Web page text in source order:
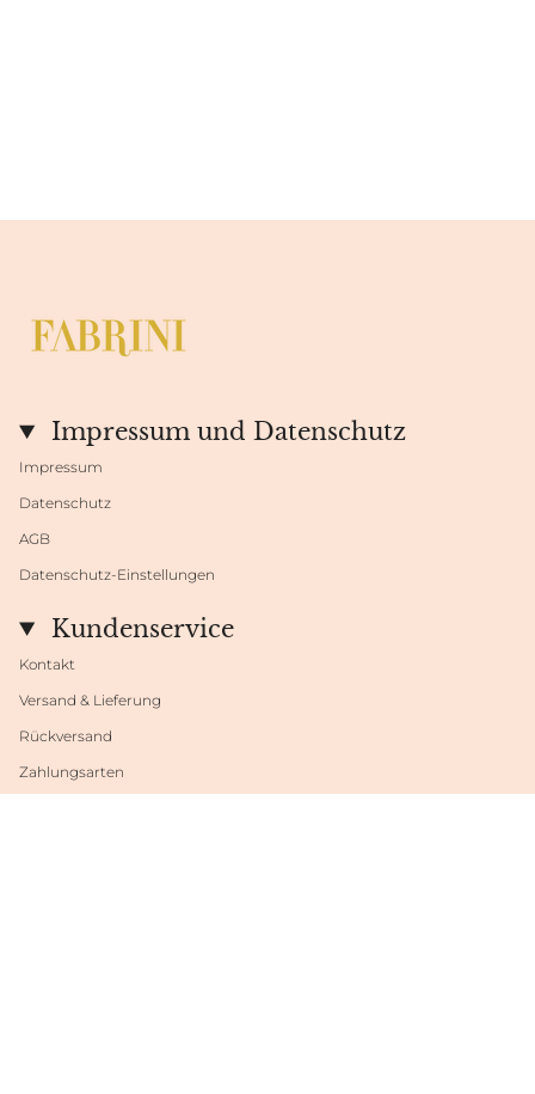
Impressum und Datenschutz
Impressum
Datenschutz
AGB
Datenschutz-Einstellungen
Kundenservice
Kontakt
Versand & Lieferung
Rückversand
Zahlungsarten